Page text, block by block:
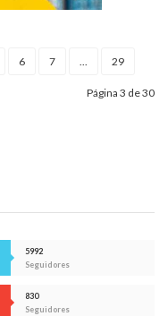
6 7 ... 29
Página 3 de 30
5992
Seguidores
830
Seguidores